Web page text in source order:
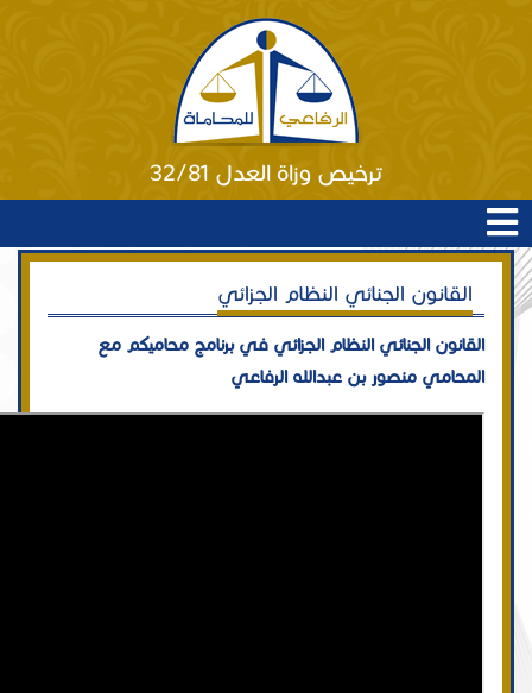
ترخيص وزاة العدل 32/81
القانون الجنائي النظام الجزائي
القانون الجنائي النظام الجزائي في برنامج محاميكم مع
المحامي منصور بن عبدالله الرفاعي